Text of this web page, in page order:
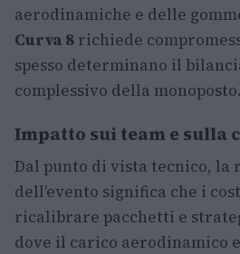
aerodinamiche e delle
Curva 8 richiede
spesso determinano il
complessivo della monoposto.
Impatto sui team e sulla
Dal punto di vista tecnico, la
dell’evento significa che i
ricalibrare pacchetti e
dove il carico aerodinamico